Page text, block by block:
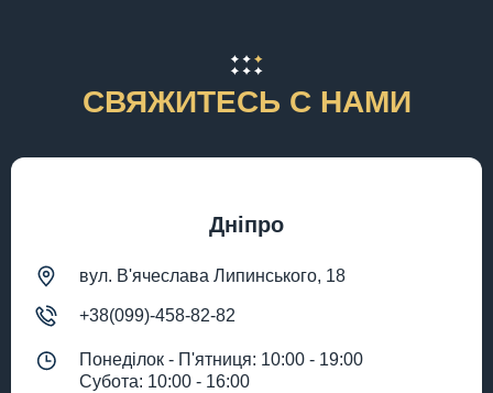
СВЯЖИТЕСЬ С НАМИ
Дніпро
вул. В'ячеслава Липинського, 18
+38(099)-458-82-82
Понеділок - П'ятниця: 10:00 - 19:00
Субота: 10:00 - 16:00